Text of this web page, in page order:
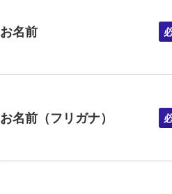
お名前
お名前（フリガナ）